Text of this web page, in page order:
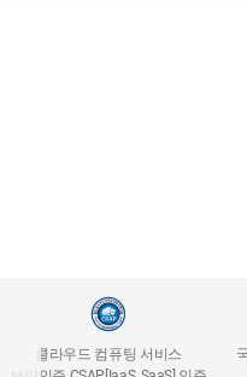
클라우드 컴퓨팅 서비스